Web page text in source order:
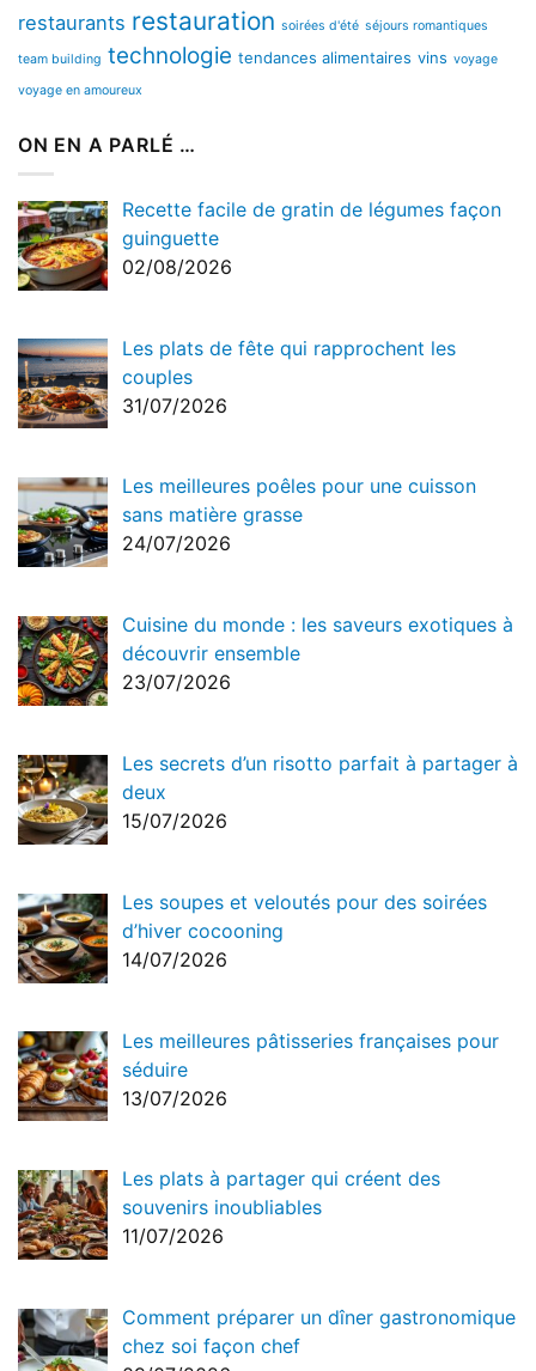
restaurants restauration soirées d'été séjours romantiques
team building technologie tendances alimentaires vins voyage
voyage en amoureux
ON EN A PARLÉ …
Recette facile de gratin de légumes façon
guinguette
02/08/2026
Les plats de fête qui rapprochent les
couples
31/07/2026
Les meilleures poêles pour une cuisson
sans matière grasse
24/07/2026
Cuisine du monde : les saveurs exotiques à
découvrir ensemble
23/07/2026
Les secrets d’un risotto parfait à partager à
deux
15/07/2026
Les soupes et veloutés pour des soirées
d’hiver cocooning
14/07/2026
Les meilleures pâtisseries françaises pour
séduire
13/07/2026
Les plats à partager qui créent des
souvenirs inoubliables
11/07/2026
Comment préparer un dîner gastronomique
chez soi façon chef